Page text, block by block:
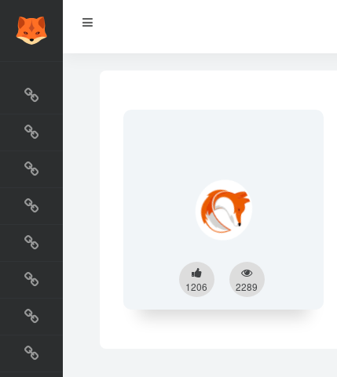
最新收录
网站资源榜
交流排行榜
金融排行榜
阅读排行榜
工具排行榜
设计排行榜
国外网站
1206 2289